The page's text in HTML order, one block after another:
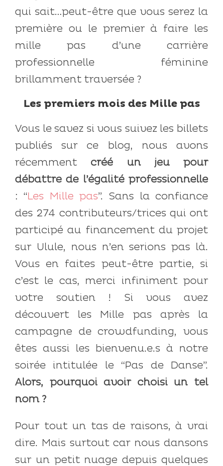
qui sait…peut-être que vous serez la
première ou le premier à faire les
mille pas d’une carrière
professionnelle féminine
brillamment traversée ?
Les premiers mois des Mille pas
Vous le savez si vous suivez les billets
publiés sur ce blog, nous avons
récemmentcréé un jeu pour
débattre de l’égalité professionnelle
: “Les Mille pas”. Sans la confiance
des 274 contributeurs/trices qui ont
participé au financement du projet
sur Ulule, nous n’en serions pas là.
Vous en faites peut-être partie, si
c’est le cas, merci infiniment pour
votre soutien ! Si vous avez
découvert les Mille pas après la
campagne de crowdfunding, vous
êtes aussi les bienvenu.e.s à notre
soirée intitulée le “Pas de Danse”.
Alors, pourquoi avoir choisi un tel
nom ?
Pour tout un tas de raisons, à vrai
dire. Mais surtout car nous dansons
sur un petit nuage depuis quelques